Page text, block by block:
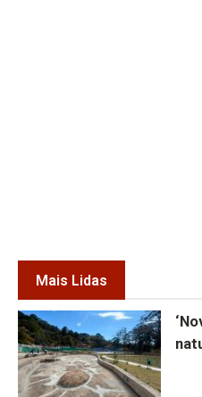
Mais Lidas